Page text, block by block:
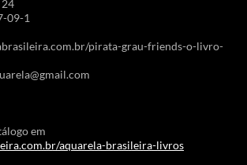
24
09-1
pirata-grau-friends-o-livro-
em
aquarela-brasileira-livros